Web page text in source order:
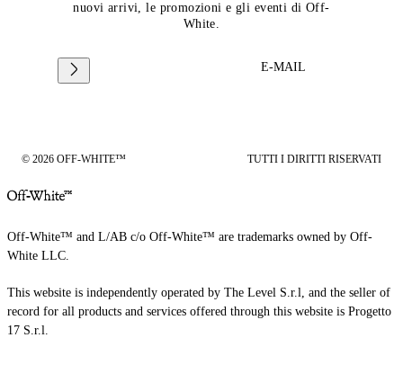
nuovi arrivi, le promozioni e gli eventi di Off-
White.
E-MAIL
© 2026 OFF-WHITE™ TUTTI I DIRITTI RISERVATI
Off-White™ and L/AB c/o Off-White™ are trademarks owned by Off-
White LLC.
This website is independently operated by The Level S.r.l, and the seller of
record for all products and services offered through this website is Progetto
17 S.r.l.